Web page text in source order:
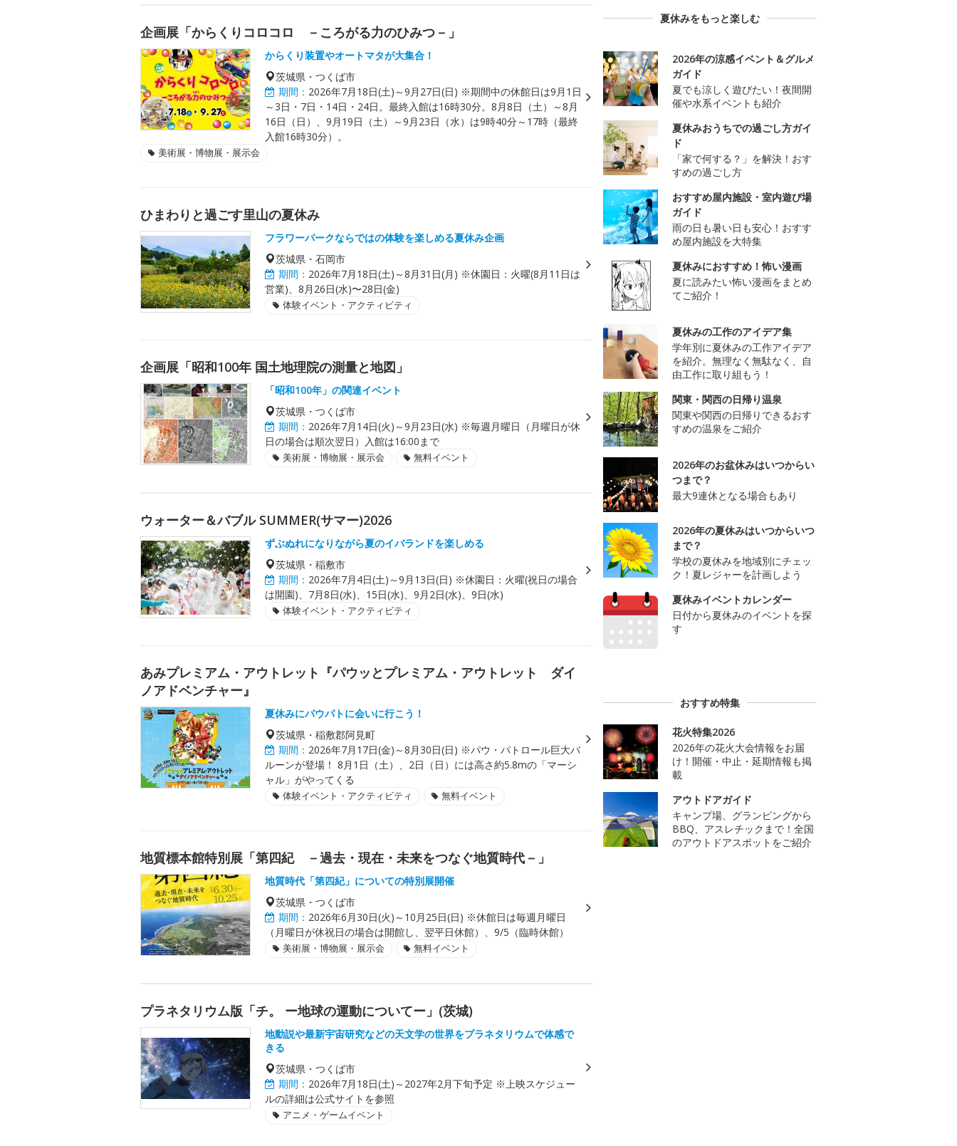
企画展「からくりコロコロ －ころがる力のひみつ－」
からくり装置やオートマタが大集合！
茨城県・つくば市
期間： 2026年7月18日(土)～9月27日(日) ※期間中の休館日は9月1日
～3日・7日・14日・24日。最終入館は16時30分。8月8日（土）～8月
16日（日）、9月19日（土）～9月23日（水）は9時40分～17時（最終
入館16時30分）。
美術展・博物展・展示会
ひまわりと過ごす里山の夏休み
フラワーパークならではの体験を楽しめる夏休み企画
茨城県・石岡市
期間： 2026年7月18日(土)～8月31日(月) ※休園日：火曜(8月11日は
営業)、8月26日(水)〜28日(金)
体験イベント・アクティビティ
企画展「昭和100年 国土地理院の測量と地図」
「昭和100年」の関連イベント
茨城県・つくば市
期間： 2026年7月14日(火)～9月23日(水) ※毎週月曜日（月曜日が休
日の場合は順次翌日）入館は16:00まで
美術展・博物展・展示会 無料イベント
ウォーター＆バブル SUMMER(サマー)2026
ずぶぬれになりながら夏のイバランドを楽しめる
茨城県・稲敷市
期間： 2026年7月4日(土)～9月13日(日) ※休園日：火曜(祝日の場合
は開園)、7月8日(水)、15日(水)、9月2日(水)、9日(水)
体験イベント・アクティビティ
あみプレミアム・アウトレット『パウッとプレミアム・アウトレット ダイ
ノアドベンチャー』
夏休みにパウパトに会いに行こう！
茨城県・稲敷郡阿見町
期間： 2026年7月17日(金)～8月30日(日) ※パウ・パトロール巨大バ
ルーンが登場！ 8月1日（土）、2日（日）には高さ約5.8mの「マーシ
ャル」がやってくる
体験イベント・アクティビティ 無料イベント
地質標本館特別展「第四紀 －過去・現在・未来をつなぐ地質時代－」
地質時代「第四紀」についての特別展開催
茨城県・つくば市
期間： 2026年6月30日(火)～10月25日(日) ※休館日は毎週月曜日
（月曜日が休祝日の場合は開館し、翌平日休館）、9/5（臨時休館）
美術展・博物展・展示会 無料イベント
プラネタリウム版「チ。 ー地球の運動についてー」(茨城)
地動説や最新宇宙研究などの天文学の世界をプラネタリウムで体感で
きる
茨城県・つくば市
期間： 2026年7月18日(土)～2027年2月下旬予定 ※上映スケジュー
ルの詳細は公式サイトを参照
アニメ・ゲームイベント
夏休みをもっと楽しむ
2026年の涼感イベント＆グルメ
ガイド
夏でも涼しく遊びたい！夜間開
催や水系イベントも紹介
夏休みおうちでの過ごし方ガイ
ド
「家で何する？」を解決！おす
すめの過ごし方
おすすめ屋内施設・室内遊び場
ガイド
雨の日も暑い日も安心！おすす
め屋内施設を大特集
夏休みにおすすめ！怖い漫画
夏に読みたい怖い漫画をまとめ
てご紹介！
夏休みの工作のアイデア集
学年別に夏休みの工作アイデア
を紹介。無理なく無駄なく、自
由工作に取り組もう！
関東・関西の日帰り温泉
関東や関西の日帰りできるおす
すめの温泉をご紹介
2026年のお盆休みはいつからい
つまで？
最大9連休となる場合もあり
2026年の夏休みはいつからいつ
まで？
学校の夏休みを地域別にチェッ
ク！夏レジャーを計画しよう
夏休みイベントカレンダー
日付から夏休みのイベントを探
す
おすすめ特集
花火特集2026
2026年の花火大会情報をお届
け！開催・中止・延期情報も掲
載
アウトドアガイド
キャンプ場、グランピングから
BBQ、アスレチックまで！全国
のアウトドアスポットをご紹介